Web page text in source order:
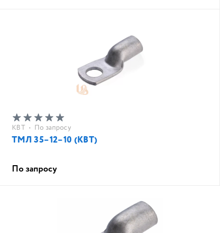
КВТ • По запросу
ТМЛ 35–12–10 (КВТ)
По запросу